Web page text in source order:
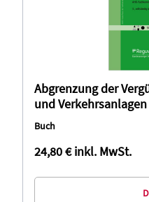
Abgrenzung der
und
Buch
24,80 €inkl. MwSt.